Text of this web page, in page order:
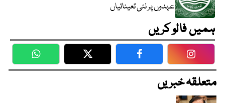
عہدوں پر نئی تعیناتیاں
ہمیں فالو کریں
WhatsApp Twitter Facebook
متعلقہ خبریں